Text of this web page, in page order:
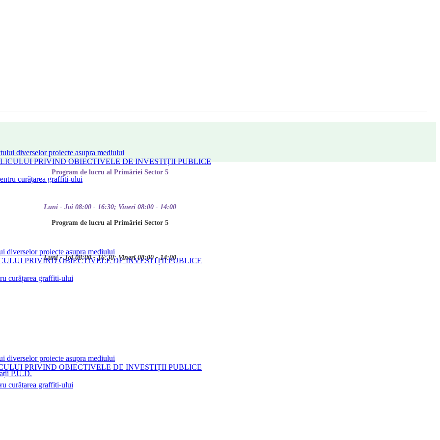
diverselor proiecte asupra mediului
PRIVIND OBIECTIVELE DE INVESTIȚII PUBLICE
curățarea graffiti-ului
P.U.D.
Program de lucru al Primăriei Sector 5
Luni - Joi 08:00 - 16:30; Vineri 08:00 - 14:00
Program de lucru al Primăriei Sector 5
Luni - Joi 08:00 - 16:30; Vineri 08:00 - 14:00
diverselor proiecte asupra mediului
PRIVIND OBIECTIVELE DE INVESTIȚII PUBLICE
curățarea graffiti-ului
diverselor proiecte asupra mediului
PRIVIND OBIECTIVELE DE INVESTIȚII PUBLICE
curățarea graffiti-ului